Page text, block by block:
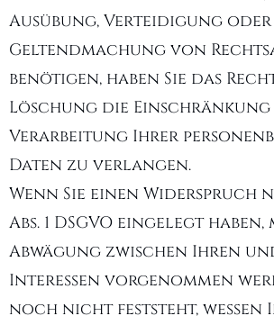
Ausübung, Verteidigung oder
Geltendmachung von
benötigen, haben Sie das
Löschung die
Verarbeitung Ihrer
Daten zu verlangen.
Wenn Sie einen Widerspruch
Abs. 1 DSGVO eingelegt haben,
Abwägung zwischen Ihren
Interessen vorgenommen
noch nicht feststeht, wessen